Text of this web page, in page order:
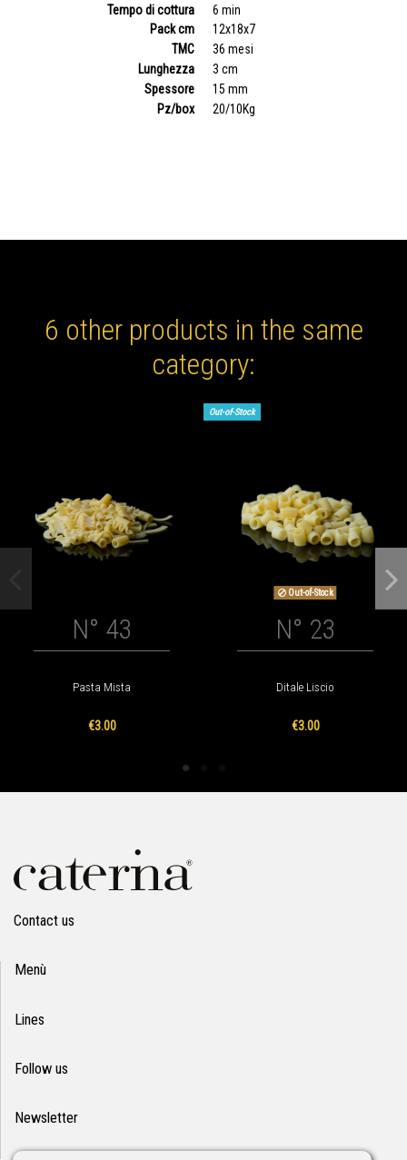
Tempo di cottura
6 min
Pack cm
12x18x7
TMC
36 mesi
Lunghezza
3 cm
Spessore
15 mm
Pz/box
20/10Kg
6 other products in the same
category:
N° 43
Pasta Mista
€3.00
Out-of-Stock
Out-of-Stock
N° 23
Ditale Liscio
€3.00
Contact us
Menù
Lines
Follow us
Newsletter